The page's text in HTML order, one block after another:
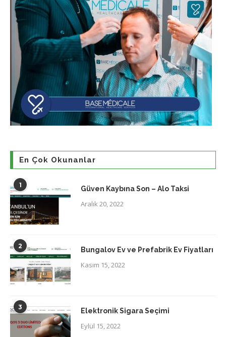
En Çok Okunanlar
1 Güven Kaybına Son – Alo Taksi
Aralık 20, 2022
2 Bungalov Ev ve Prefabrik Ev Fiyatları
Kasım 15, 2022
3 Elektronik Sigara Seçimi
Eylül 15, 2022